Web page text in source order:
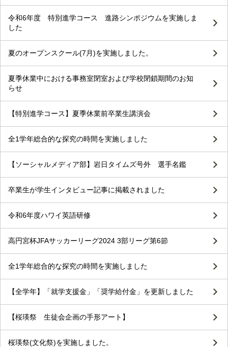
令和6年度 特別進学コース 進路シンポジウムを実施しま
した
夏のオープンスクール(7月)を実施しました。
夏季休業中における事務室閉室および学校閉鎖期間のお知
らせ
【特別進学コース】夏季休業前卒業生講演会
全1学年総合的な探究の時間を実施しました
【ソーシャルメディア部】岩日タイムズ号外 選手名鑑
卒業生が学生インタビュー記事に掲載されました
令和6年度ハワイ英語研修
高円宮杯JFAサッカーリーグ2024 3部リーグ第6節
全1学年総合的な探究の時間を実施しました
【全学年】「就学支援金」「奨学給付金」を更新しました
【桜瑛祭 生徒会企画の手形アート】
桜瑛祭(文化祭)を実施しました。